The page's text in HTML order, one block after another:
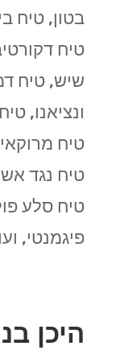
בטון, טיח
טיח
שיש, טיח
ונציאנו,
טיח
טיח נגד
טיח סלע
פיגמנטי,
היכן